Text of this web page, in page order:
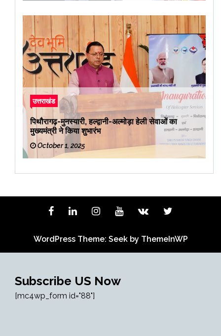
उत्तराखंड
पिथौरागढ़-मुनस्यारी, हल्द्वानी-अल्मोड़ा हेली सेवाओं का
मुख्यमंत्री ने किया शुभारंभ
October 1, 2025
WordPress Theme: Seek by ThemeInWP
Subscribe US Now
[mc4wp_form id="88"]